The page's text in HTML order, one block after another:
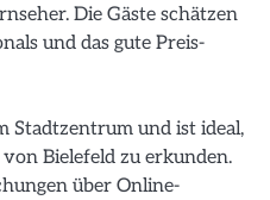
Die Gäste schätzen
und das gute Preis-
Stadtzentrum und ist ideal,
Bielefeld zu erkunden.
über Online-